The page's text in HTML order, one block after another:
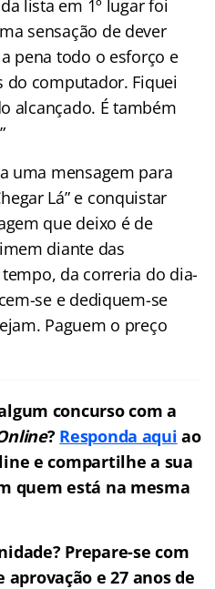
lista em 1º lugar foi
sensação de dever
pena todo o esforço e
do computador. Fiquei
alcançado. É também
uma mensagem para
Lá” e conquistar
que deixo é de
diante das
da correria do dia-
se e dediquem-se
Paguem o preço
concurso com a
? Responda aqui ao
e compartilhe a sua
quem está na mesma
Prepare-se com
e 27 anos de